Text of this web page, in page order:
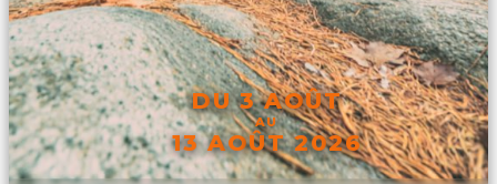
DU 3 AOÛT
AU
13 AOÛT 2026